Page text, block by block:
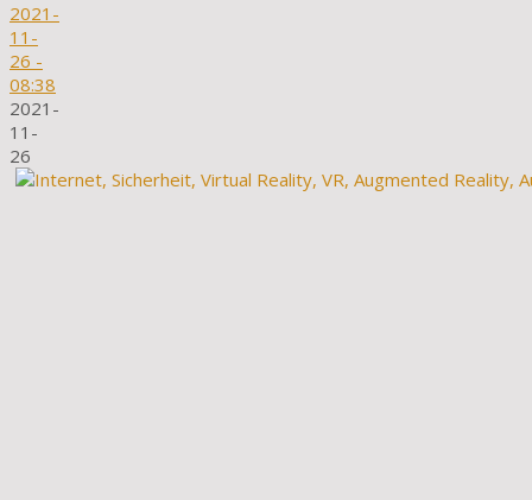
2021-
11-
26 -
08:38
2021-
11-
26